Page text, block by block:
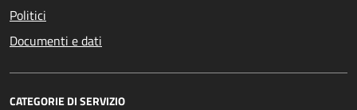
Politici
Documenti e dati
CATEGORIE DI SERVIZIO